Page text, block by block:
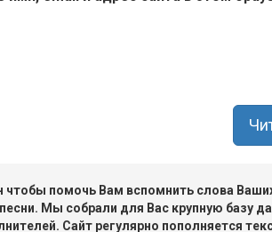
чтобы помочь Вам вспомнить слова
Мы собрали для Вас крупную базу
Сайт регулярно пополняется